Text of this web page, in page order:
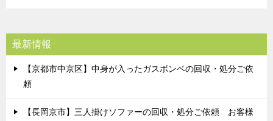
最新情報
【京都市中京区】中身が入ったガスボンベの回収・処分ご依
頼
【長岡京市】三人掛けソファーの回収・処分ご依頼 お客様